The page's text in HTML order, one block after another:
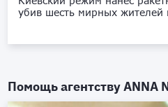
убив шесть мирных
Помощь агентствуANNA